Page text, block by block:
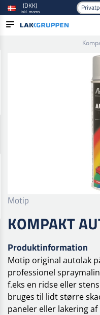
(DKK)
inkl. moms
Motip
KOMPAKT
Produktinformation
Motip original autolak
professionel
f.eks en ridse eller
bruges til lidt større
paneler eller lakering af